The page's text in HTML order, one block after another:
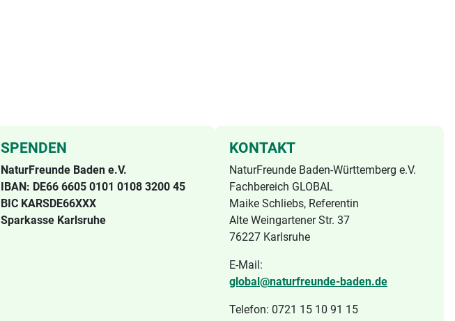
SPENDEN
NaturFreunde Baden e.V.
IBAN: DE66 6605 0101 0108 3200 45
BIC KARSDE66XXX
Sparkasse Karlsruhe
KONTAKT
NaturFreunde Baden-Württemberg e.V.
Fachbereich GLOBAL
Maike Schliebs, Referentin
Alte Weingartener Str. 37
76227 Karlsruhe
E-Mail:
global@naturfreunde-baden.de
Telefon: 0721 15 10 91 15